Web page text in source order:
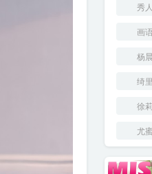
秀
画
杨
绮
徐
尤